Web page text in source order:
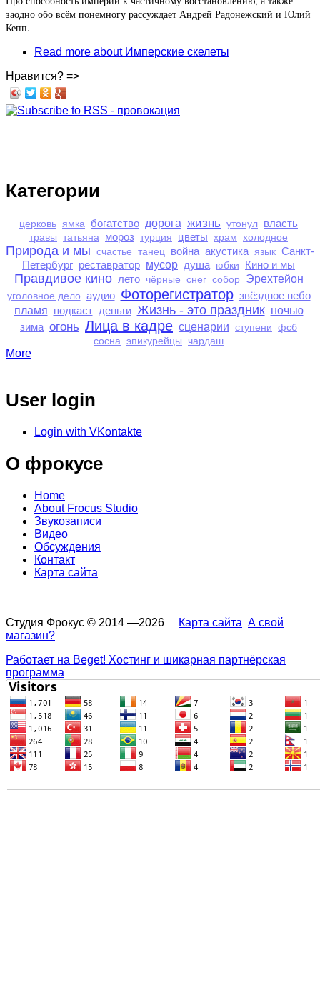
заодно обо всём понемногу рассуждает Андрей Радонежский и Юлий
Кепп.
Read more about Имперские скелеты
Нравится? =>
Категории
церковь ямка богатство дорога жизнь утонул власть
травы татьяна мороз турция цветы храм холодное
Природа и мы счастье танец война акустика язык Санкт-
Петербург реставратор мусор душа юбки Кино и мы
Правдивое кино лето чёрные снег собор Эрехтейон
уголовное дело аудио Фоторегистратор звёздное небо
пламя подкаст деньги Жизнь - это праздник ночью
зима огонь Лица в кадре сценарии ступени фсб
сосна эпикурейцы чардаш
More
User login
Login with VKontakte
О фрокусе
Home
About Frocus Studio
Звукозаписи
Видео
Обсуждения
Контакт
Карта сайта
Студия Фрокус © 2014 —2026 Карта сайта А свой
магазин?
Работает на Beget! Хостинг и шикарная партнёрская
программа